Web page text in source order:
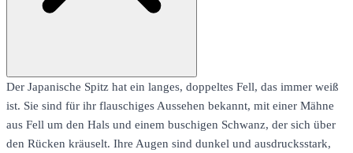
Der Japanische Spitz hat ein langes, doppeltes Fell, das immer weiß
ist. Sie sind für ihr flauschiges Aussehen bekannt, mit einer Mähne
aus Fell um den Hals und einem buschigen Schwanz, der sich über
den Rücken kräuselt. Ihre Augen sind dunkel und ausdrucksstark,